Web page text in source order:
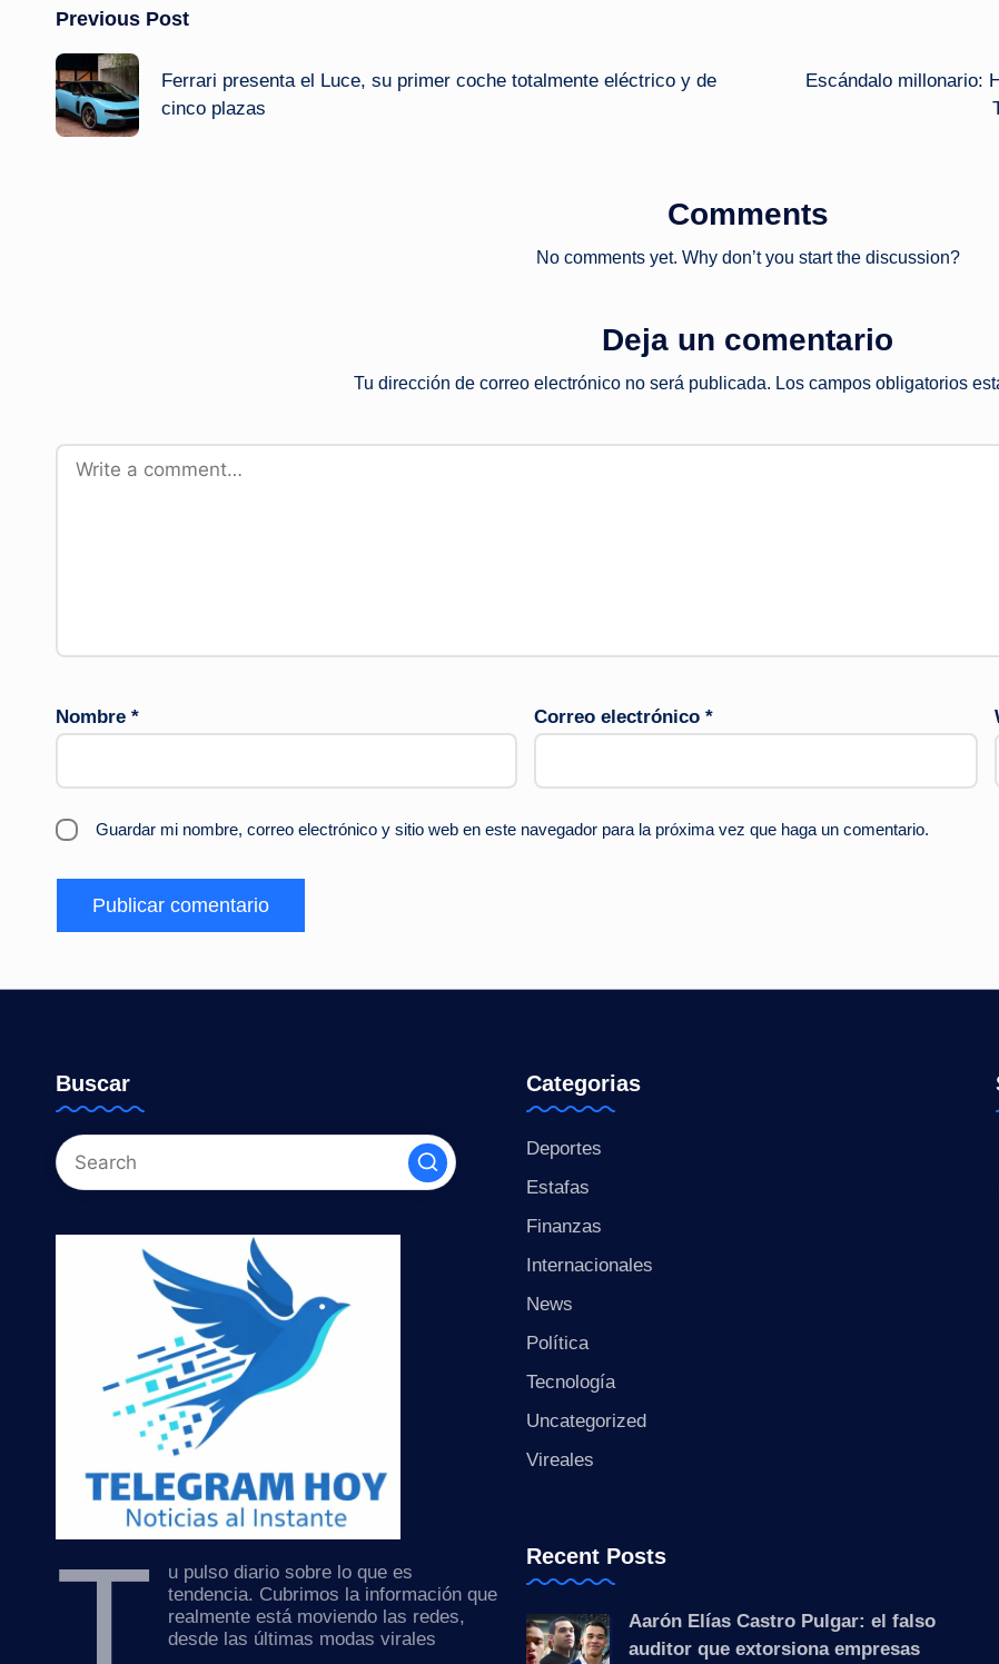
Post
navigation
Previous Post
Ferrari presenta el Luce, su primer coche totalmente eléctrico y de
cinco plazas
Escándalo millonario:
Comments
No comments yet. Why don’t you start the discussion?
Deja un comentario
Tu dirección de correo electrónico no será publicada. Los campos obligatorios
Nombre * Correo electrónico *
Guardar mi nombre, correo electrónico y sitio web en este navegador para la próxima vez que haga un comentario.
Buscar
T
u pulso diario sobre lo que es
tendencia. Cubrimos la información que
realmente está moviendo las redes,
desde las últimas modas virales
Categorias
Deportes
Estafas
Finanzas
Internacionales
News
Política
Tecnología
Uncategorized
Vireales
Recent Posts
Aarón Elías Castro Pulgar: el falso
auditor que extorsiona empresas